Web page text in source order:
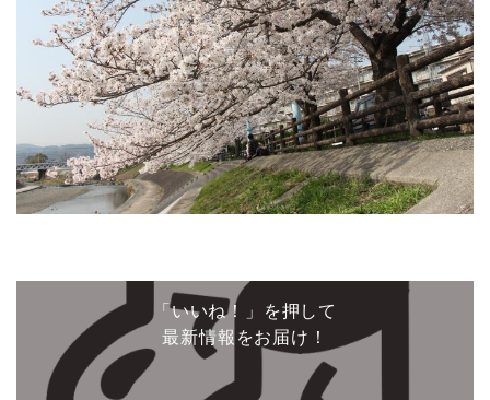
「いいね！」を押して
最新情報をお届け！